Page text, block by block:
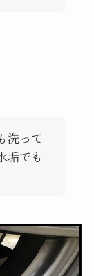
洗って
垢でも